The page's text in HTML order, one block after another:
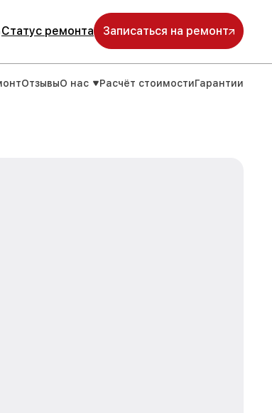
Статус ремонта Записаться на ремонт
ОтзывыО нас Расчёт стоимостиГарантии